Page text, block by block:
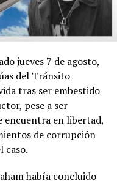
jueves 7 de agosto,
del Tránsito
tras ser embestido
pese a ser
encuentra en libertad,
de corrupción
caso.
había concluido